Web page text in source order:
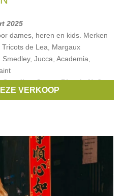
2025
dames, heren en kids. Merken
de Lea, Margaux
Jucca, Academia,
,Jucca,Blonde No8,
VERKOOP